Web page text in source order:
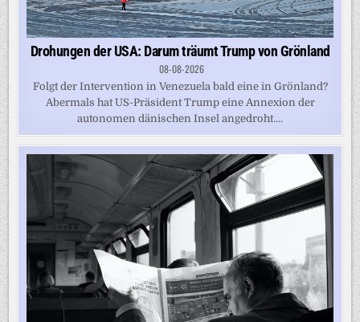
Drohungen der USA: Darum träumt Trump von Grönland
08-08-2026
Folgt der Intervention in Venezuela bald eine in Grönland?
Abermals hat US-Präsident Trump eine Annexion der
autonomen dänischen Insel angedroht....